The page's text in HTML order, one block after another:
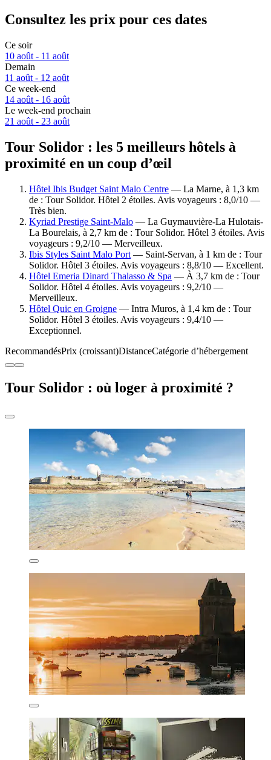
Consultez les prix pour ces dates
Ce soir
10 août - 11 août
Demain
11 août - 12 août
Ce week-end
14 août - 16 août
Le week-end prochain
21 août - 23 août
Tour Solidor : les 5 meilleurs hôtels à
proximité en un coup d’œil
Hôtel Ibis Budget Saint Malo Centre — La Marne, à 1,3 km
de : Tour Solidor. Hôtel 2 étoiles. Avis voyageurs : 8,0/10 —
Très bien.
Kyriad Prestige Saint-Malo — La Guymauvière-La Hulotais-
La Bourelais, à 2,7 km de : Tour Solidor. Hôtel 3 étoiles. Avis
voyageurs : 9,2/10 — Merveilleux.
Ibis Styles Saint Malo Port — Saint-Servan, à 1 km de : Tour
Solidor. Hôtel 3 étoiles. Avis voyageurs : 8,8/10 — Excellent.
Hôtel Emeria Dinard Thalasso & Spa — À 3,7 km de : Tour
Solidor. Hôtel 4 étoiles. Avis voyageurs : 9,2/10 —
Merveilleux.
Hôtel Quic en Groigne — Intra Muros, à 1,4 km de : Tour
Solidor. Hôtel 3 étoiles. Avis voyageurs : 9,4/10 —
Exceptionnel.
RecommandésPrix (croissant)DistanceCatégorie d’hébergement
Tour Solidor : où loger à proximité ?